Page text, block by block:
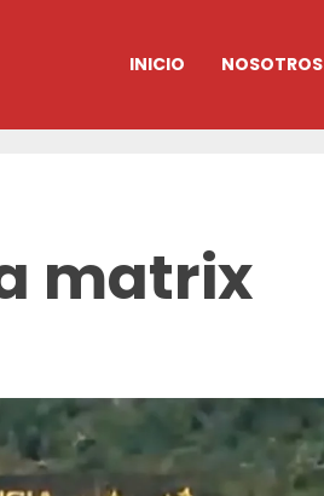
INICIO NOSOTROS
matrix